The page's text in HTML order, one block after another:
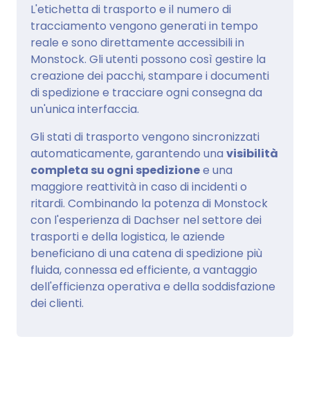
L'etichetta di trasporto e il numero di
tracciamento vengono generati in tempo
reale e sono direttamente accessibili in
Monstock. Gli utenti possono così gestire la
creazione dei pacchi, stampare i documenti
di spedizione e tracciare ogni consegna da
un'unica interfaccia.
Gli stati di trasporto vengono sincronizzati
automaticamente, garantendo una visibilità
completa su ogni spedizionee una
maggiore reattività in caso di incidenti o
ritardi. Combinando la potenza di Monstock
con l'esperienza di Dachser nel settore dei
trasporti e della logistica, le aziende
beneficiano di una catena di spedizione più
fluida, connessa ed efficiente, a vantaggio
dell'efficienza operativa e della soddisfazione
dei clienti.